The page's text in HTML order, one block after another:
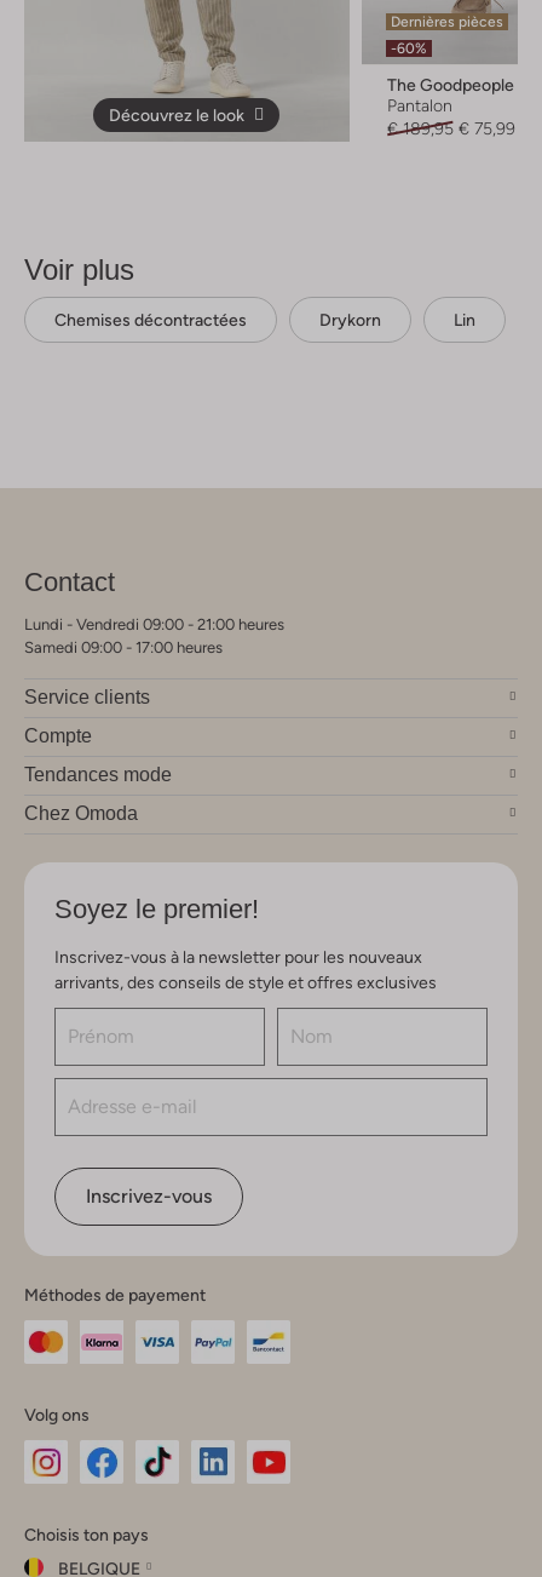
Découvrez le look
Dernières pièces
-60%
The Goodpeople
Pantalon
€ 189,95 € 75,99
Voir plus
Chemises décontractées Drykorn Lin
Contact
Lundi - Vendredi 09:00 - 21:00 heures
Samedi 09:00 - 17:00 heures
Service clients
Compte
Tendances mode
Chez Omoda
Soyez le premier!
Inscrivez-vous à la newsletter pour les nouveaux
arrivants, des conseils de style et offres exclusives
Inscrivez-vous
Méthodes de payement
Volg ons
Instagram
Facebook
TikTok
Choisis ton pays
BELGIQUE